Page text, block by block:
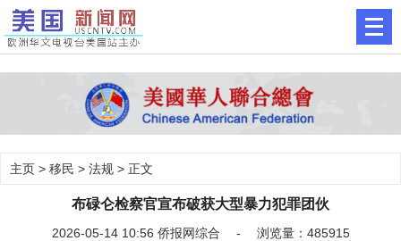
主页 > 移民 > 法规 > 正文
布碌仑检察官宣布破获大型暴力犯罪团伙
2026-05-14 10:56 侨报网综合 - 浏览量：485915